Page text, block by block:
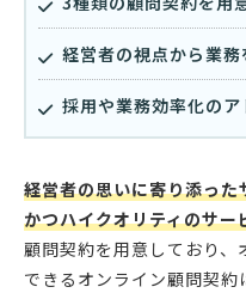
経営者の視点から業務
採用や業務効率化の
経営者の思いに寄り添っ
かつハイクオリティのサー
顧問契約を用意しており
できるオンライン顧問契約